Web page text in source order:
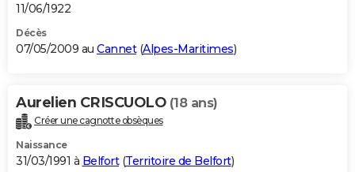
11/06/1922
Décès
07/05/2009 au Cannet(Alpes-Maritimes)
Aurelien CRISCUOLO (18 ans)
Créer une cagnotte obsèques
Naissance
31/03/1991 à Belfort(Territoire de Belfort)